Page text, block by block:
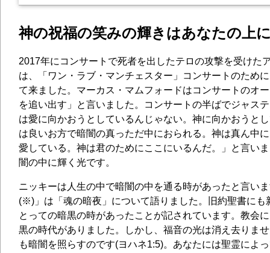
神の祝福の笑みの輝きはあなたの上
2017年にコンサートで死者を出したテロの攻撃を受けた
は、「ワン・ラブ・マンチェスター」コンサートのため
て来ました。マーカス・マムフォードはコンサートのオ
を追い出す」と言いました。コンサートの半ばでジャス
は愛に向かおうとしているんじゃない。神に向かおうと
は良いお方で暗闇の真っただ中におられる。神は真ん中
愛している。神は君のためにここにいるんだ。」と言い
闇の中に輝く光です。
ニッキーは人生の中で暗闇の中を通る時があったと言い
(※)」は「魂の暗夜」について語りました。旧約聖書にも
とっての暗黒の時があったことが記されています。教会
黒の時代がありました。しかし、福音の光は消え去りま
も暗闇を照らすのです(ヨハネ1:5)。あなたには聖霊によ